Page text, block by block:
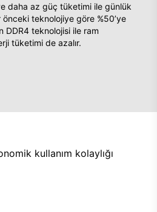
daha az güç tüketimi ile günlük
önceki teknolojiye göre %50’ye
DDR4 teknolojisi ile ram
tüketimi de azalır.
kullanım kolaylığı